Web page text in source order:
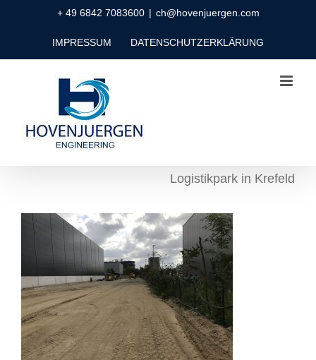
+ 49 6842 7083600 | ch@hovenjuergen.com
IMPRESSUM DATENSCHUTZERKLÄRUNG
Logistikpark in Krefeld